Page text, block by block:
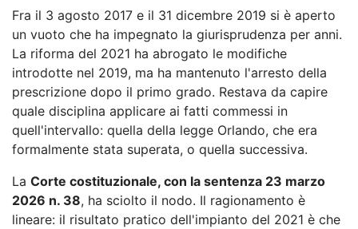
Fra il 3 agosto 2017 e il 31 dicembre 2019 si è aperto
un vuoto che ha impegnato la giurisprudenza per anni.
La riforma del 2021 ha abrogato le modifiche
introdotte nel 2019, ma ha mantenuto l'arresto della
prescrizione dopo il primo grado. Restava da capire
quale disciplina applicare ai fatti commessi in
quell'intervallo: quella della legge Orlando, che era
formalmente stata superata, o quella successiva.
La Corte costituzionale, con la sentenza 23 marzo
2026 n. 38, ha sciolto il nodo. Il ragionamento è
lineare: il risultato pratico dell'impianto del 2021 è che